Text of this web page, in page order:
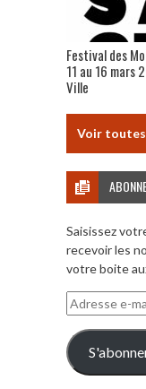
Festival des
11 au 16 mars
Ville
Voir toutes
Saisissez
recevoir les
votre boite
Adresse
e-
mail